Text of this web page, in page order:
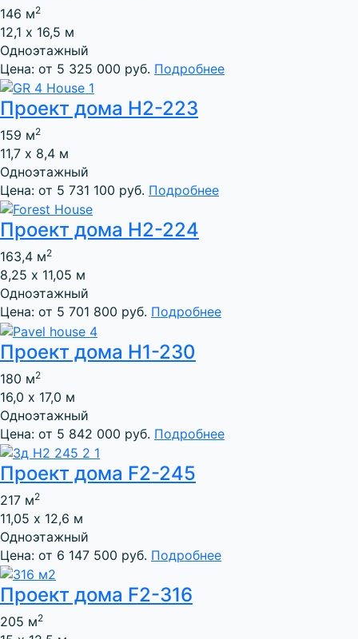
146 м2
12,1 х 16,5 м
Одноэтажный
Цена: от 5 325 000 руб. Подробнее
Проект дома Н2-223
159 м2
11,7 х 8,4 м
Одноэтажный
Цена: от 5 731 100 руб. Подробнее
Проект дома Н2-224
163,4 м2
8,25 х 11,05 м
Одноэтажный
Цена: от 5 701 800 руб. Подробнее
Проект дома Н1-230
180 м2
16,0 х 17,0 м
Одноэтажный
Цена: от 5 842 000 руб. Подробнее
Проект дома F2-245
217 м2
11,05 х 12,6 м
Одноэтажный
Цена: от 6 147 500 руб. Подробнее
Проект дома F2-316
205 м2